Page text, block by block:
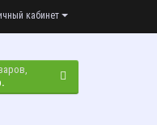
кабинет